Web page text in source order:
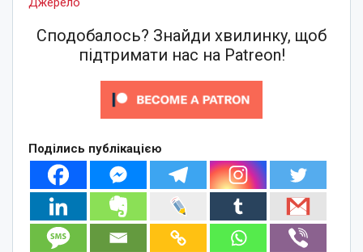
Сподобалось? Знайди хвилинку, щоб
підтримати нас на Patreon!
Поділись публікацією